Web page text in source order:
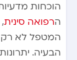
הוכחות
הרפואה סינית
המטפל לא רק
הבעיה.